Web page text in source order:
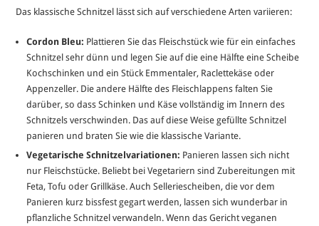
Das klassische Schnitzel lässt sich auf verschiedene Arten variieren:
Cordon Bleu: Plattieren Sie das Fleischstück wie für ein einfaches
Schnitzel sehr dünn und legen Sie auf die eine Hälfte eine Scheibe
Kochschinken und ein Stück Emmentaler, Raclettekäse oder
Appenzeller. Die andere Hälfte des Fleischlappens falten Sie
darüber, so dass Schinken und Käse vollständig im Innern des
Schnitzels verschwinden. Das auf diese Weise gefüllte Schnitzel
panieren und braten Sie wie die klassische Variante.
Vegetarische Schnitzelvariationen: Panieren lassen sich nicht
nur Fleischstücke. Beliebt bei Vegetariern sind Zubereitungen mit
Feta, Tofu oder Grillkäse. Auch Selleriescheiben, die vor dem
Panieren kurz bissfest gegart werden, lassen sich wunderbar in
pflanzliche Schnitzel verwandeln. Wenn das Gericht veganen